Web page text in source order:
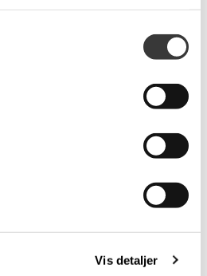
Vis detaljer
Lines gummi dørmåtte,